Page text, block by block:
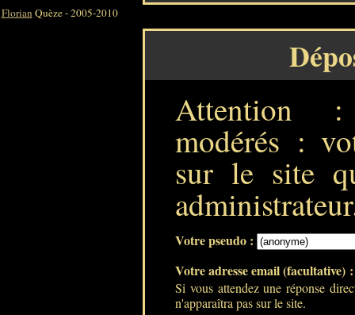
Attention :
modérés :
sur le site
Votre pseudo :
Votre adresse email (facultative)
Si vous attendez une réponse
n'apparaîtra pas sur le site.
FlorianQuèze - 2005-2010